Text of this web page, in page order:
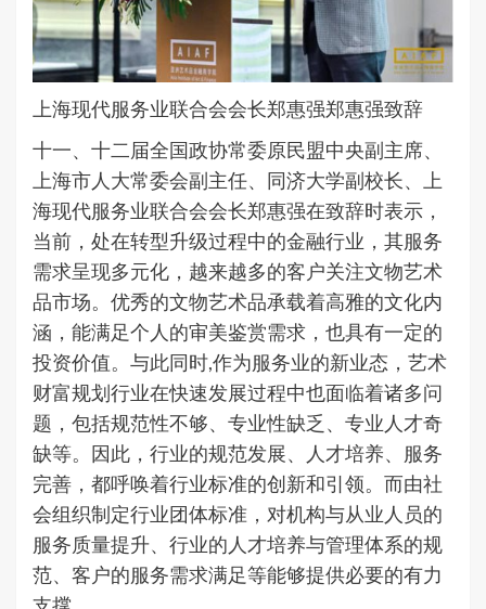
上海现代服务业联合会会长郑惠强郑惠强致辞
十一、十二届全国政协常委原民盟中央副主席、
上海市人大常委会副主任、同济大学副校长、上
海现代服务业联合会会长郑惠强在致辞时表示，
当前，处在转型升级过程中的金融行业，其服务
需求呈现多元化，越来越多的客户关注文物艺术
品市场。优秀的文物艺术品承载着高雅的文化内
涵，能满足个人的审美鉴赏需求，也具有一定的
投资价值。与此同时,作为服务业的新业态，艺术
财富规划行业在快速发展过程中也面临着诸多问
题，包括规范性不够、专业性缺乏、专业人才奇
缺等。因此，行业的规范发展、人才培养、服务
完善，都呼唤着行业标准的创新和引领。而由社
会组织制定行业团体标准，对机构与从业人员的
服务质量提升、行业的人才培养与管理体系的规
范、客户的服务需求满足等能够提供必要的有力